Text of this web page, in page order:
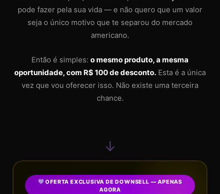
pode fazer pela sua vida — e não quero que um valor
seja o único motivo que te separou do mercado
americano.
Então é simples: o mesmo produto, a mesma
oportunidade, com R$ 100 de desconto. Esta é a única
vez que vou oferecer isso. Não existe uma terceira
chance.
↓
OFERTA EXCLUSIVA DE DOWNSELL — APENAS
AGORA